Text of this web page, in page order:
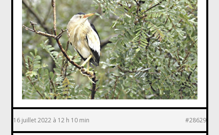
16 juillet 2022 à 12 h 10 min #28629